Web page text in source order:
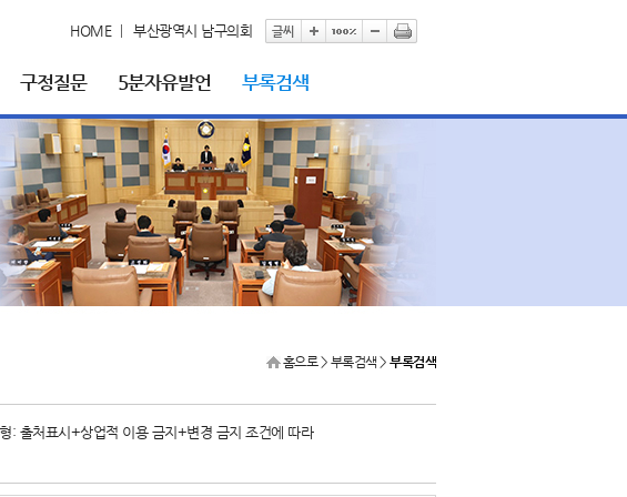
HOME
부산광역시 남구의회
구정질문 5분자유발언 부록검색
홈으로> 부록검색 > 부록검색
: 출처표시+상업적 이용 금지+변경 금지 조건에 따라